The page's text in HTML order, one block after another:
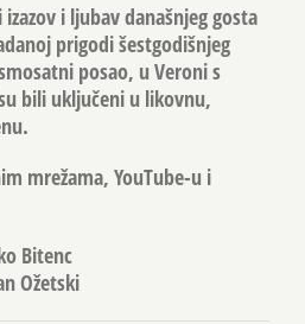
i ljubav današnjeg gosta
prigodi šestgodišnjeg
posao, u Veroni s
bili uključeni u likovnu,
mrežama, YouTube-u i
Bitenc
Ožetski